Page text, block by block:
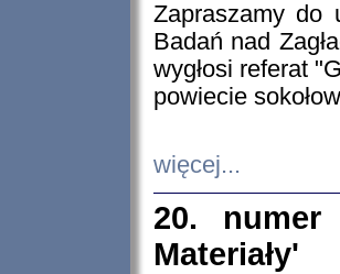
Zapraszamy do
Badań nad
wygłosi referat
powiecie
więcej...
20. numer
Materiały'